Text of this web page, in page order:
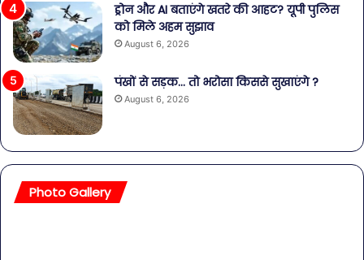
ड्रोन और AI बताएंगे खतरे की आहट? यूपी पुलिस
को मिले अहम सुझाव
August 6, 2026
पंखों से सड़क… तो भरोसा किससे सुखाएंगे ?
August 6, 2026
Photo Gallery